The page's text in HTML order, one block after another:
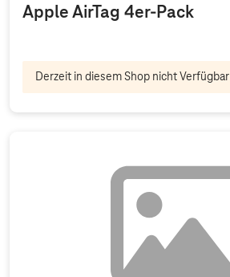
Apple AirTag 4er-Pack
Derzeit in diesem Shop nicht Verfügbar